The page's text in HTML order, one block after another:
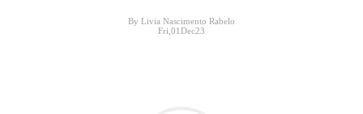
By Livia Nascimento Rabelo
Fri,01Dec23